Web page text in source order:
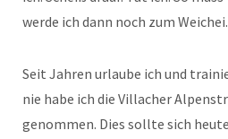
werde ich dann noch zum Weichei.
Seit Jahren urlaube ich und
nie habe ich die Villacher
genommen. Dies sollte sich